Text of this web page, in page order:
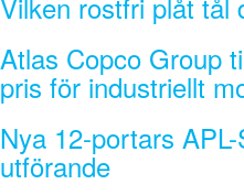
Atlas Copco Group
pris för industriellt
Nya 12-portars
utförande